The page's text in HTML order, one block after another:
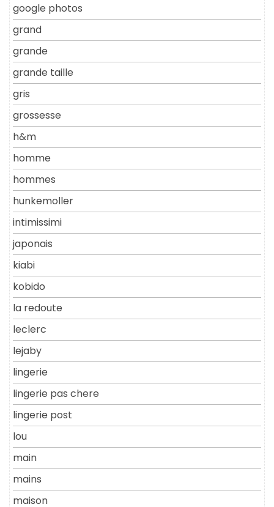
google photos
grand
grande
grande taille
gris
grossesse
h&m
homme
hommes
hunkemoller
intimissimi
japonais
kiabi
kobido
la redoute
leclerc
lejaby
lingerie
lingerie pas chere
lingerie post
lou
main
mains
maison